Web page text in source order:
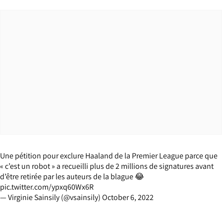
Une pétition pour exclure Haaland de la Premier League parce que
« c’est un robot » a recueilli plus de 2 millions de signatures avant
d’être retirée par les auteurs de la blague 😂
pic.twitter.com/ypxq60Wx6R
— Virginie Sainsily (@vsainsily)October 6, 2022